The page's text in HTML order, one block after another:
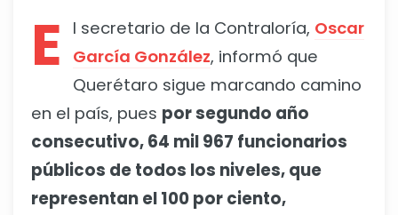
E l secretario de la Contraloría, Oscar
García González, informó que
Querétaro sigue marcando camino
en el país, pues por segundo año
consecutivo, 64 mil 967 funcionarios
públicos de todos los niveles, que
representan el 100 por ciento,